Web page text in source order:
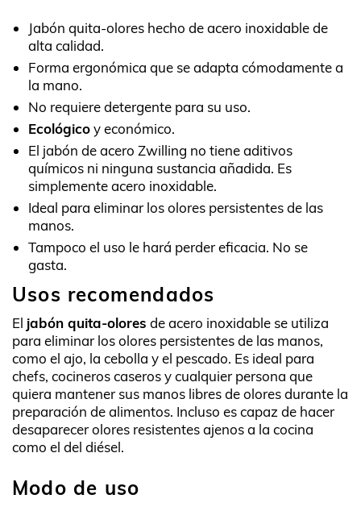
Jabón quita-olores hecho de acero inoxidable de
alta calidad.
Forma ergonómica que se adapta cómodamente a
la mano.
No requiere detergente para su uso.
Ecológicoy económico.
El jabón de acero Zwilling no tiene aditivos
químicos ni ninguna sustancia añadida. Es
simplemente acero inoxidable.
Ideal para eliminar los olores persistentes de las
manos.
Tampoco el uso le hará perder eficacia. No se
gasta.
Usos recomendados
El jabón quita-olores de acero inoxidable se utiliza
para eliminar los olores persistentes de las manos,
como el ajo, la cebolla y el pescado. Es ideal para
chefs, cocineros caseros y cualquier persona que
quiera mantener sus manos libres de olores durante la
preparación de alimentos. Incluso es capaz de hacer
desaparecer olores resistentes ajenos a la cocina
como el del diésel.
Modo de uso